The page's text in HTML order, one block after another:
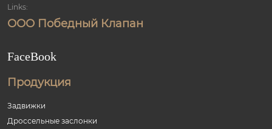
Links:
ООО Победный Клапан
FaceBook
Продукция
Задвижки
Дроссельные заслонки